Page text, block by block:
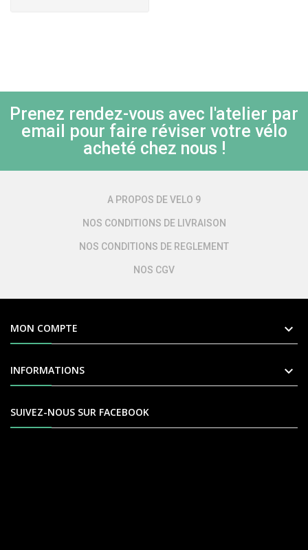
Prenez rendez-vous avec l'atelier par
email pour faire réviser votre vélo
acheté chez nous !
A PROPOS DE VELO 9
NOS CONDITIONS DE LIVRAISON
NOS CONDITIONS DE REGLEMENT
NOS CGV
MON COMPTE 
INFORMATIONS 
SUIVEZ-NOUS SUR FACEBOOK